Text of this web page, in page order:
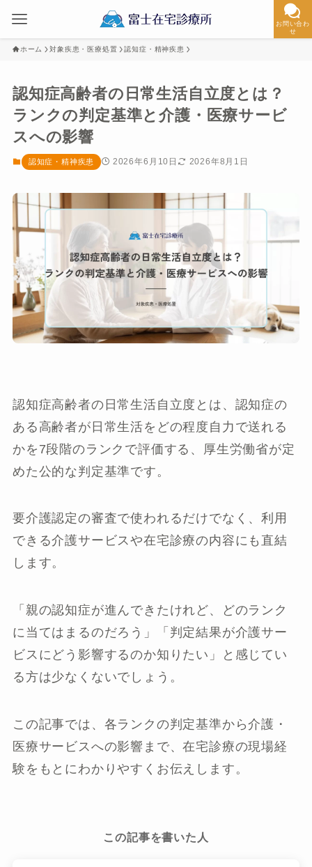
お問い合わ
せ
ホーム 対象疾患・医療処置 認知症・精神疾患
認知症高齢者の日常生活自立度とは？
ランクの判定基準と介護・医療サービ
スへの影響
認知症・精神疾患 2026年6月10日 2026年8月1日
認知症高齢者の日常生活自立度とは、認知症の
ある高齢者が日常生活をどの程度自力で送れる
かを7段階のランクで評価する、厚生労働省が定
めた公的な判定基準です。
要介護認定の審査で使われるだけでなく、利用
できる介護サービスや在宅診療の内容にも直結
します。
「親の認知症が進んできたけれど、どのランク
に当てはまるのだろう」「判定結果が介護サー
ビスにどう影響するのか知りたい」と感じてい
る方は少なくないでしょう。
この記事では、各ランクの判定基準から介護・
医療サービスへの影響まで、在宅診療の現場経
験をもとにわかりやすくお伝えします。
この記事を書いた人